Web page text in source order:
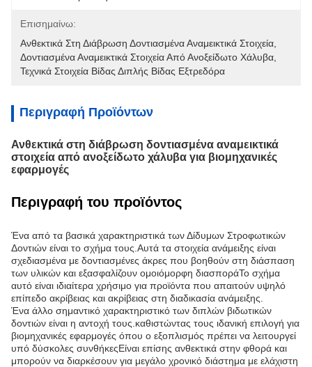
Επισημαίνω:
Ανθεκτικά Στη Διάβρωση Δοντιασμένα Αναμεικτικά Στοιχεία
Δοντιασμένα Αναμεικτικά Στοιχεία Από Ανοξείδωτο Χάλυβα
Τεχνικά Στοιχεία Βίδας Διπλής Βίδας Εξτρεδόρα
Περιγραφή Προϊόντων
Ανθεκτικά στη διάβρωση δοντιασμένα αναμεικτικά
στοιχεία από ανοξείδωτο χάλυβα για βιομηχανικές
εφαρμογές
Περιγραφή του προϊόντος
Ένα από τα βασικά χαρακτηριστικά των Δίδυμων Στροφωτικών
Δοντιών είναι το σχήμα τους.Αυτά τα στοιχεία ανάμειξης είναι
σχεδιασμένα με δοντιασμένες άκρες που βοηθούν στη διάσπαση
των υλικών και εξασφαλίζουν ομοιόμορφη διασποράΤο σχήμα
αυτό είναι ιδιαίτερα χρήσιμο για προϊόντα που απαιτούν υψηλό
επίπεδο ακρίβειας και ακρίβειας στη διαδικασία ανάμειξης.
Ένα άλλο σημαντικό χαρακτηριστικό των διπλών βιδωτικών
δοντιών είναι η αντοχή τους.καθιστώντας τους ιδανική επιλογή για
βιομηχανικές εφαρμογές όπου ο εξοπλισμός πρέπει να λειτουργεί
υπό δύσκολες συνθήκεςΕίναι επίσης ανθεκτικά στην φθορά και
μπορούν να διαρκέσουν για μεγάλο χρονικό διάστημα με ελάχιστη